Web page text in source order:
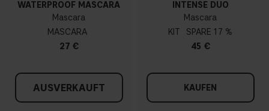
WATERPROOF MASCARA
Mascara
MASCARA
27 €
AUSVERKAUFT
INTENSE DUO
Mascara
KIT
17 %
45 €
KAUFEN